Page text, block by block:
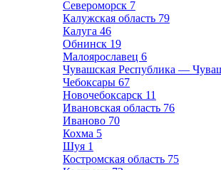
Североморск 7
Калужская область 79
Калуга 46
Обнинск 19
Малоярославец 6
Чувашская Республика —
Чебоксары 67
Новочебоксарск 11
Ивановская область 76
Иваново 70
Кохма 5
Шуя 1
Костромская область 75